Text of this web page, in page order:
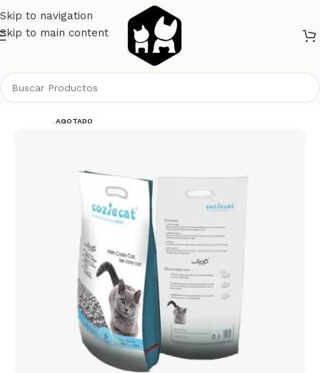
Skip to navigation
Skip to main content
AGOTADO